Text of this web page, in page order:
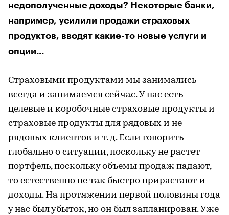
недополученные доходы? Некоторые банки,
например, усилили продажи страховых
продуктов, вводят какие-то новые услуги и
опции...
Страховыми продуктами мы занимались
всегда и занимаемся сейчас. У нас есть
целевые и коробочные страховые продукты и
страховые продукты для рядовых и не
рядовых клиентов и т. д. Если говорить
глобально о ситуации, поскольку не растет
портфель, поскольку объемы продаж падают,
то естественно не так быстро прирастают и
доходы. На протяжении первой половины года
у нас был убыток, но он был запланирован. Уже